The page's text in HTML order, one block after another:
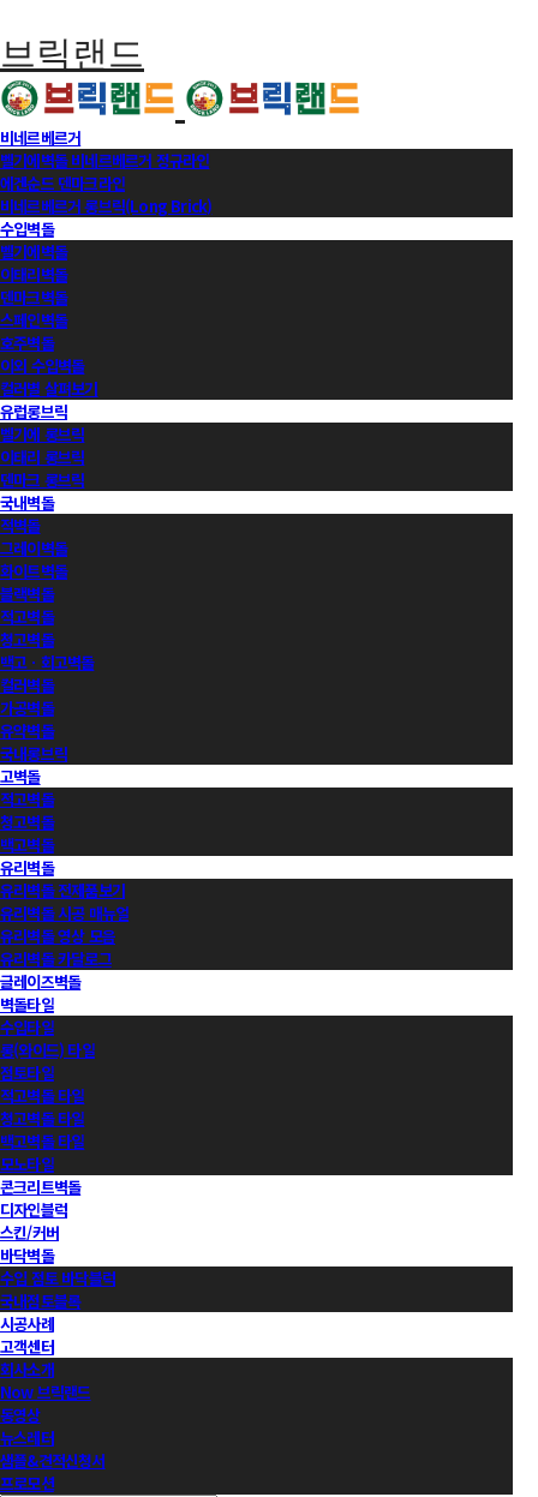
브릭랜드
비네르베르거
벨기에벽돌 비네르베르거 정규라인
에겐순드 덴마크라인
비네르베르거 롱브릭(Long Brick)
수입벽돌
벨기에벽돌
이태리벽돌
덴마크벽돌
스페인벽돌
호주벽돌
이외 수입벽돌
컬러별 살펴보기
유럽롱브릭
벨기에 롱브릭
이태리 롱브릭
덴마크 롱브릭
국내벽돌
적벽돌
그레이벽돌
화이트벽돌
블랙벽돌
적고벽돌
청고벽돌
백고ㆍ회고벽돌
컬러벽돌
가공벽돌
유약벽돌
국내롱브릭
고벽돌
적고벽돌
청고벽돌
백고벽돌
유리벽돌
유리벽돌 전제품보기
유리벽돌 시공 매뉴얼
유리벽돌 영상 모음
유리벽돌 카달로그
글레이즈벽돌
벽돌타일
수입타일
롱(와이드) 타일
점토타일
적고벽돌 타일
청고벽돌 타일
백고벽돌 타일
모노타일
콘크리트벽돌
디자인블럭
스킨/커버
바닥벽돌
수입 점토 바닥블럭
국내점토블록
시공사례
고객센터
회사소개
Now 브릭랜드
동영상
뉴스레터
샘플&견적신청서
프로모션